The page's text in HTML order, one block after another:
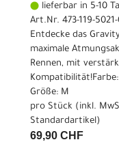
lieferbar in 5-10
Art.Nr. 473-119-
Entdecke das
maximale
Rennen, mit
Größe: M
pro Stück (inkl.
Standardartikel)
69,90 CHF